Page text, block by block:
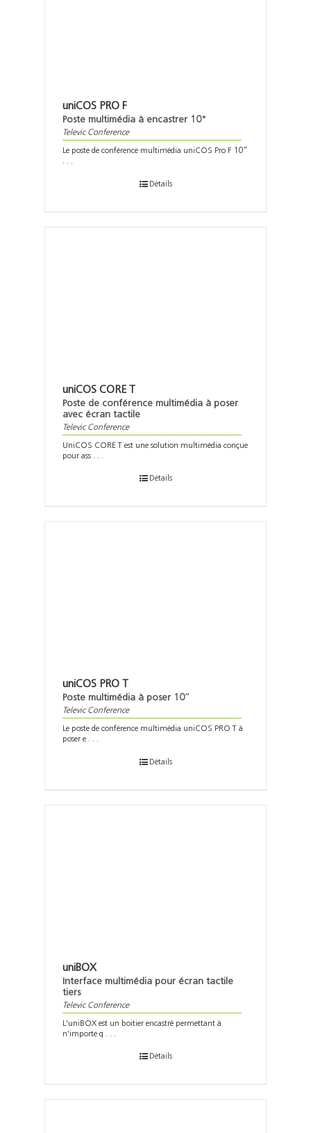
uniCOS PRO F
Poste multimédia à encastrer 10"
Televic Conference
Le poste de conférence multimédia uniCOS Pro F 10″
. . .
Détails
uniCOS CORE T
Poste de conférence multimédia à poser
avec écran tactile
Televic Conference
UniCOS CORE T est une solution multimédia conçue
pour ass . . .
Détails
uniCOS PRO T
Poste multimédia à poser 10″
Televic Conference
Le poste de conférence multimédia uniCOS PRO T à
poser e . . .
Détails
uniBOX
Interface multimédia pour écran tactile
tiers
Televic Conference
L'uniBOX est un boitier encastré permettant à
n'importe q . . .
Détails